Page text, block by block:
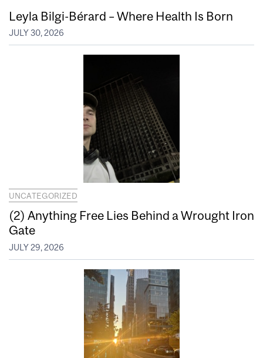
Leyla Bilgi-Bérard – Where Health Is Born
JULY 30, 2026
UNCATEGORIZED
(2) Anything Free Lies Behind a Wrought Iron
Gate
JULY 29, 2026